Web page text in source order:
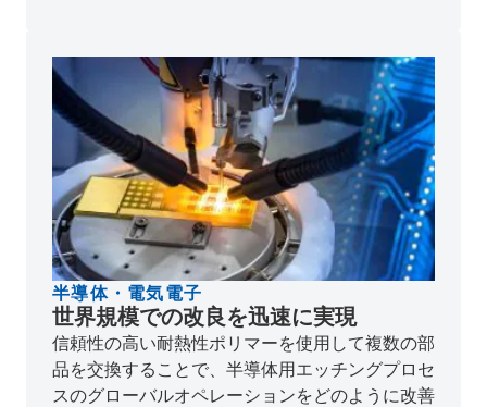
半導体・電気電子
世界規模での改良を迅速に実現
信頼性の高い耐熱性ポリマーを使用して複数の部
品を交換することで、半導体用エッチングプロセ
スのグローバルオペレーションをどのように改善